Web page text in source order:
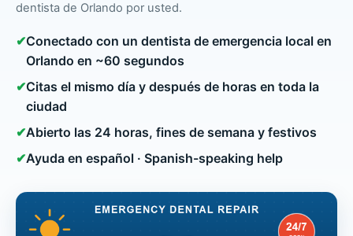
dentista de Orlando por usted.
✔Conectado con un dentista de emergencia local en
Orlando en ~60 segundos
✔Citas el mismo día y después de horas en toda la
ciudad
✔Abierto las 24 horas, fines de semana y festivos
✔Ayuda en español · Spanish-speaking help